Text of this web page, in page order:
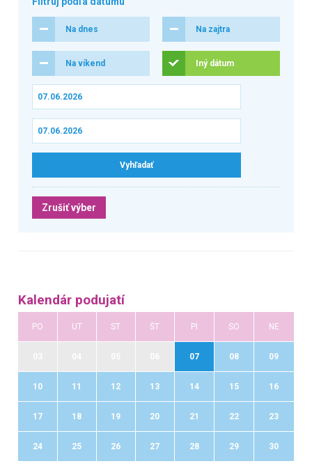
Na dnes Na zajtra
Na víkend Iný dátum
Zrušiť výber
Kalendár podujatí
PO UT ST ŠT PI SO NE
07 08 09
10 11 12 13 14 15 16
17 18 19 20 21 22 23
24 25 26 27 28 29 30